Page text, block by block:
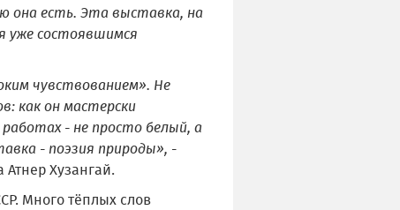
она есть. Эта выставка, на
уже состоявшимся
чувствованием». Не
как он мастерски
- не просто белый, а
- поэзия природы», -
Атнер Хузангай.
Много тёплых слов